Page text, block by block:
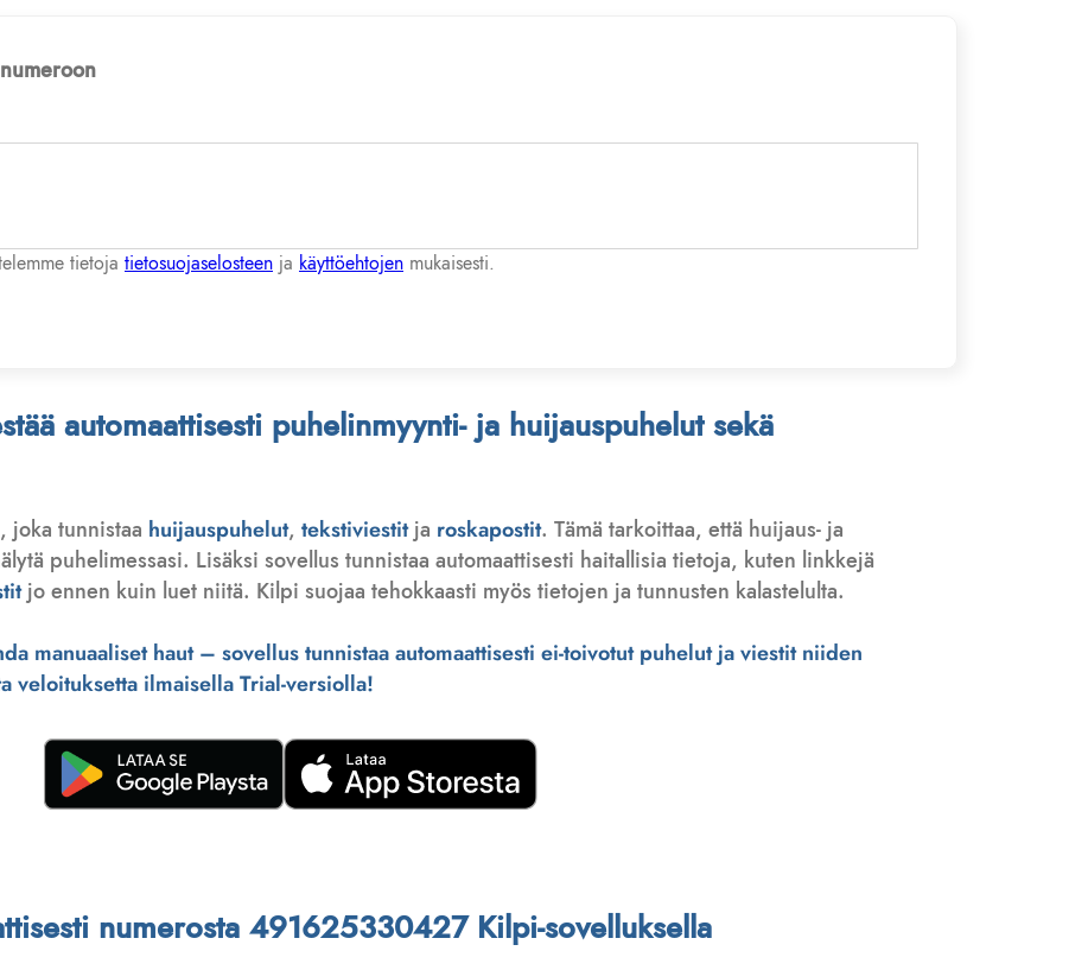
tietoja tietosuojaselosteen ja käyttöehtojen mukaisesti.
automaattisesti puhelinmyynti- ja huijauspuhelut sekä
joka tunnistaa huijauspuhelut, tekstiviestitja roskapostit. Tämä tarkoittaa, että huijaus- ja
puhelimessasi. Lisäksi sovellus tunnistaa automaattisesti haitallisia tietoja, kuten linkkejä
jo ennen kuin luet niitä. Kilpi suojaa tehokkaasti myös tietojen ja tunnusten kalastelulta.
manuaaliset haut – sovellus tunnistaa automaattisesti ei-toivotut puhelut ja viestit niiden
veloituksetta ilmaisella Trial-versiolla!
numerosta 491625330427 Kilpi-sovelluksella